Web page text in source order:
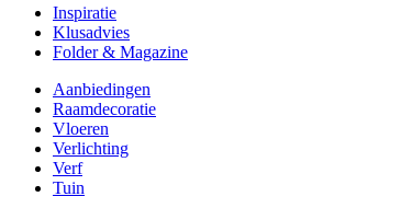
Inspiratie
Klusadvies
Folder & Magazine
Aanbiedingen
Raamdecoratie
Vloeren
Verlichting
Verf
Tuin